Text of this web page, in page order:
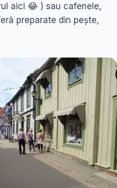
aici 😂 ) sau cafenele,
preparate din pește,